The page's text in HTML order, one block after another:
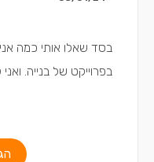
בסד שאלו אותי כמה
בפרוייקט של בנייה.